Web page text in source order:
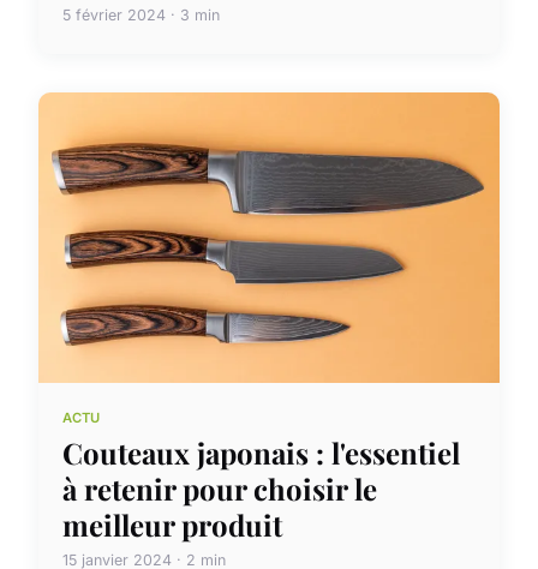
5 février 2024 · 3 min
ACTU
Couteaux japonais : l'essentiel
à retenir pour choisir le
meilleur produit
15 janvier 2024 · 2 min